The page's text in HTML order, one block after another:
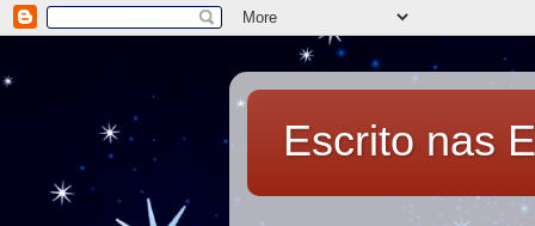
Escrito nas